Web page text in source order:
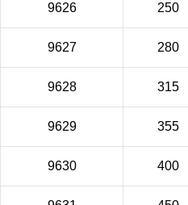
9626 250
9627 280
9628 315
9629 355
9630 400